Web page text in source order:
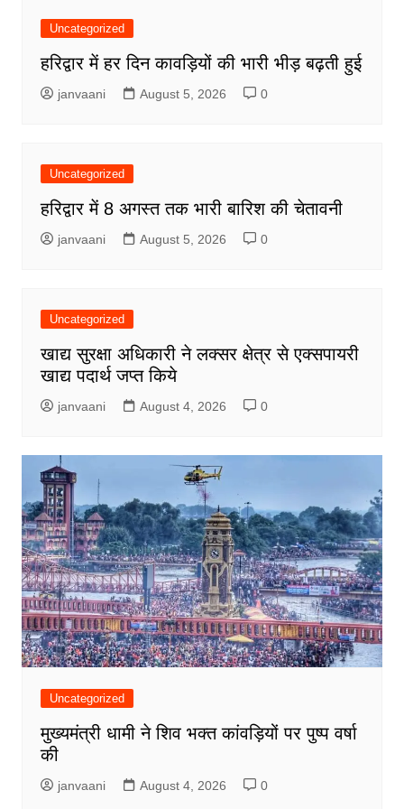
Uncategorized
हरिद्वार में हर दिन कावड़ियों की भारी भीड़ बढ़ती हुई
janvaani August 5, 2026 0
Uncategorized
हरिद्वार में 8 अगस्त तक भारी बारिश की चेतावनी
janvaani August 5, 2026 0
Uncategorized
खाद्य सुरक्षा अधिकारी ने लक्सर क्षेत्र से एक्सपायरी
खाद्य पदार्थ जप्त किये
janvaani August 4, 2026 0
Uncategorized
मुख्यमंत्री धामी ने शिव भक्त कांवड़ियों पर पुष्प वर्षा
की
janvaani August 4, 2026 0